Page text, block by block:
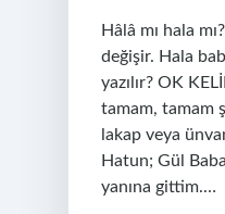
Hâlâ mı hala
değişir. Hala
yazılır? OK
tamam, tamam
lakap veya
Hatun; Gül
yanına gittim.…